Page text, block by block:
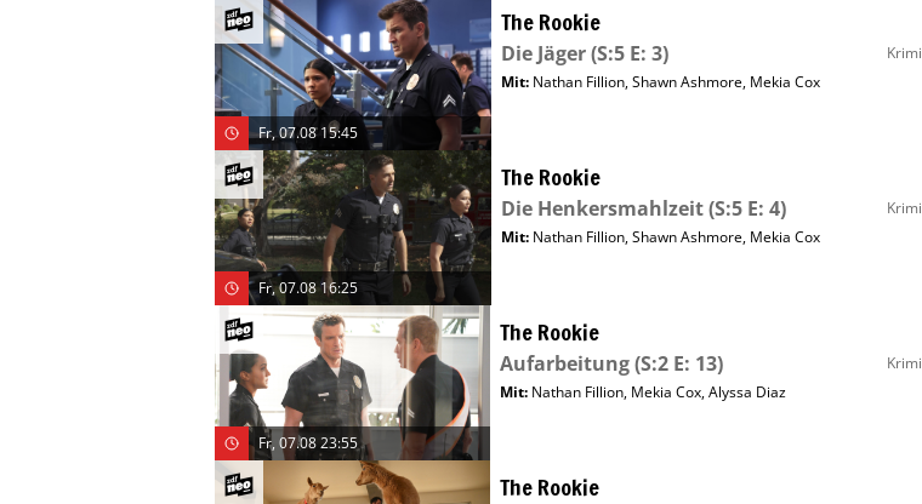
Fr, 07.08 15:45
The Rookie
Die Jäger(S:5 E: 3) Krimi
Mit: Nathan Fillion,Shawn Ashmore, Mekia Cox
Fr, 07.08 16:25
The Rookie
Die Henkersmahlzeit(S:5 E: 4) Krimi
Mit: Nathan Fillion,Shawn Ashmore, Mekia Cox
Fr, 07.08 23:55
The Rookie
Aufarbeitung(S:2 E: 13) Krimi
Mit: Nathan Fillion, Mekia Cox,Alyssa Diaz
The Rookie